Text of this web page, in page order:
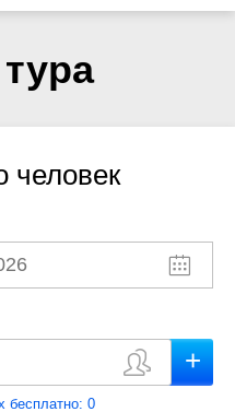
человек
0